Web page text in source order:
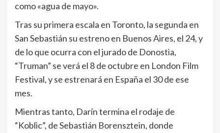
como «agua de mayo».
Tras su primera escala en Toronto, la segunda en
San Sebastián su estreno en Buenos Aires, el 24, y
de lo que ocurra con el jurado de Donostia,
“Truman” se verá el 8 de octubre en London Film
Festival, y se estrenará en España el 30 de ese
mes.
Mientras tanto, Darín termina el rodaje de
“Koblic”, de Sebastián Borensztein, donde